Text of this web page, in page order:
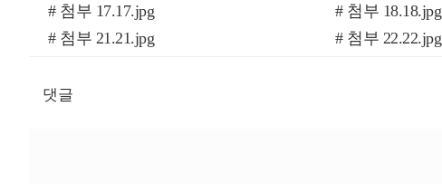
# 첨부 17.17.jpg
# 첨부 18.18.jpg
# 첨부 21.21.jpg
# 첨부 22.22.jpg
# 첨부 29.29.jpg
댓글